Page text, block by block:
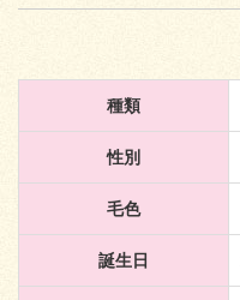
種類
性別
毛色
誕生日